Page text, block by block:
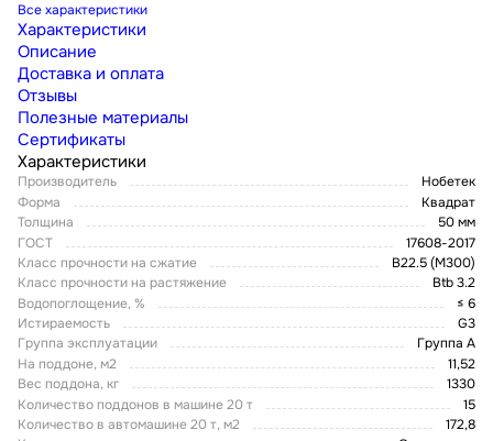
Все характеристики
Характеристики
Описание
Доставка и оплата
Отзывы
Полезные материалы
Сертификаты
Характеристики
Производитель
Нобетек
Форма
Квадрат
Толщина
50 мм
ГОСТ
17608-2017
Класс прочности на сжатие
B22.5 (M300)
Класс прочности на растяжение
Btb 3.2
Водопоглощение, %
≤ 6
Истираемость
G3
Группа эксплуатации
Группа А
На поддоне, м2
11,52
Вес поддона, кг
1330
Количество поддонов в машине 20 т
15
Количество в автомашине 20 т, м2
172,8